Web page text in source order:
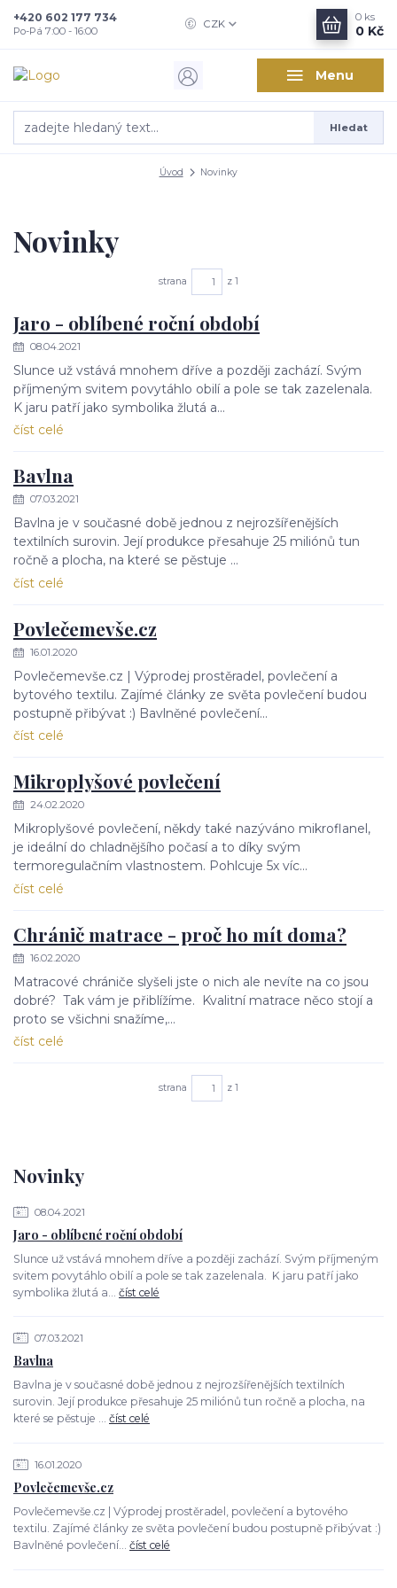
Menu
CZK
Hledat
+420 602 177 734
Po-Pá 7:00 - 16:00
0 ks
0 Kč
Úvod Novinky
Novinky
08.04.2021
Jaro - oblíbené roční období
Slunce už vstává mnohem dříve a později zachází. Svým příjmeným
svitem povytáhlo obilí a pole se tak zazelenala. K jaru patří jako
symbolika žlutá a... číst celé
07.03.2021
Bavlna
Bavlna je v současné době jednou z nejrozšířenějších textilních
surovin. Její produkce přesahuje 25 miliónů tun ročně a plocha, na
které se pěstuje ... číst celé
16.01.2020
Povlečemevše.cz
Povlečemevše.cz | Výprodej prostěradel, povlečení a bytového
textilu. Zajímé články ze světa povlečení budou postupně přibývat :)
Bavlněné povlečení... číst celé
Novinky
strana z 1
Jaro - oblíbené roční období
08.04.2021
Slunce už vstává mnohem dříve a později zachází. Svým
příjmeným svitem povytáhlo obilí a pole se tak zazelenala.
K jaru patří jako symbolika žlutá a...
číst celé
Bavlna
07.03.2021
Bavlna je v současné době jednou z nejrozšířenějších
textilních surovin. Její produkce přesahuje 25 miliónů tun
ročně a plocha, na které se pěstuje ...
číst celé
Povlečemevše.cz
16.01.2020
Povlečemevše.cz | Výprodej prostěradel, povlečení a
bytového textilu. Zajímé články ze světa povlečení budou
postupně přibývat :) Bavlněné povlečení...
číst celé
Mikroplyšové povlečení
24.02.2020
Mikroplyšové povlečení, někdy také nazýváno mikroflanel,
je ideální do chladnějšího počasí a to díky svým
termoregulačním vlastnostem. Pohlcuje 5x víc...
číst celé
Chránič matrace - proč ho mít doma?
16.02.2020
Matracové chrániče slyšeli jste o nich ale nevíte na co jsou
dobré? Tak vám je přiblížíme. Kvalitní matrace něco stojí a
proto se všichni snažíme,...
číst celé
strana z 1